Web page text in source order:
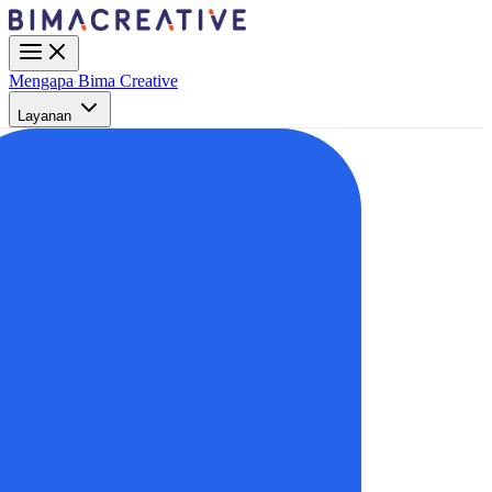
Mengapa Bima Creative
Layanan